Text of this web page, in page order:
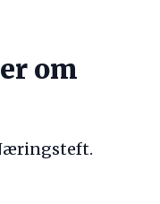
om